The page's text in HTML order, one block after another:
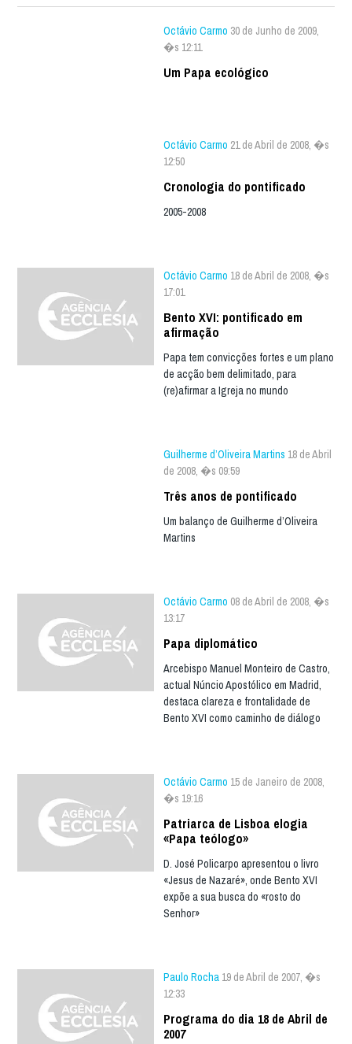
Octávio Carmo 30 de Junho de 2009,
�s 12:11
Um Papa ecológico
Octávio Carmo 21 de Abril de 2008, �s
12:50
Cronologia do pontificado
2005-2008
Octávio Carmo 18 de Abril de 2008, �s
17:01
Bento XVI: pontificado em
afirmação
Papa tem convicções fortes e um plano
de acção bem delimitado, para
(re)afirmar a Igreja no mundo
Guilherme d’Oliveira Martins 18 de Abril
de 2008, �s 09:59
Três anos de pontificado
Um balanço de Guilherme d’Oliveira
Martins
Octávio Carmo 08 de Abril de 2008, �s
13:17
Papa diplomático
Arcebispo Manuel Monteiro de Castro,
actual Núncio Apostólico em Madrid,
destaca clareza e frontalidade de
Bento XVI como caminho de diálogo
Octávio Carmo 15 de Janeiro de 2008,
�s 19:16
Patriarca de Lisboa elogia
«Papa teólogo»
D. José Policarpo apresentou o livro
«Jesus de Nazaré», onde Bento XVI
expõe a sua busca do «rosto do
Senhor»
Paulo Rocha 19 de Abril de 2007, �s
12:33
Programa do dia 18 de Abril de
2007